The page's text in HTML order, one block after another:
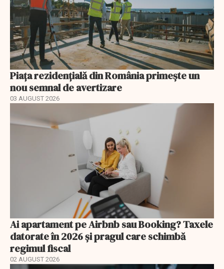
Piața rezidențială din România primește un
nou semnal de avertizare
03 AUGUST 2026
Ai apartament pe Airbnb sau Booking? Taxele
datorate în 2026 și pragul care schimbă
regimul fiscal
02 AUGUST 2026